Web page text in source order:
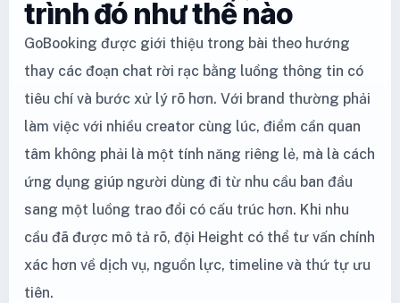
trình đó như thế nào
GoBooking được giới thiệu trong bài theo hướng
thay các đoạn chat rời rạc bằng luồng thông tin có
tiêu chí và bước xử lý rõ hơn. Với brand thường phải
làm việc với nhiều creator cùng lúc, điểm cần quan
tâm không phải là một tính năng riêng lẻ, mà là cách
ứng dụng giúp người dùng đi từ nhu cầu ban đầu
sang một luồng trao đổi có cấu trúc hơn. Khi nhu
cầu đã được mô tả rõ, đội Height có thể tư vấn chính
xác hơn về dịch vụ, nguồn lực, timeline và thứ tự ưu
tiên.